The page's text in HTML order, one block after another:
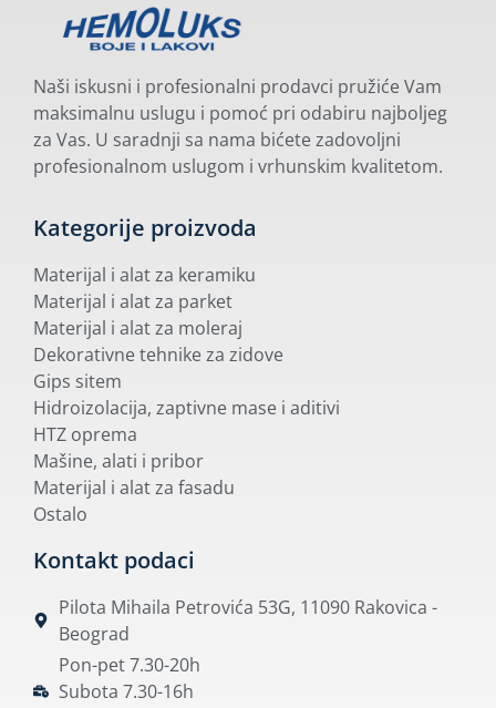
Naši iskusni i profesionalni prodavci pružiće Vam
maksimalnu uslugu i pomoć pri odabiru najboljeg
za Vas. U saradnji sa nama bićete zadovoljni
profesionalnom uslugom i vrhunskim kvalitetom.
Kategorije proizvoda
Materijal i alat za keramiku
Materijal i alat za parket
Materijal i alat za moleraj
Dekorativne tehnike za zidove
Gips sitem
Hidroizolacija, zaptivne mase i aditivi
HTZ oprema
Mašine, alati i pribor
Materijal i alat za fasadu
Ostalo
Kontakt podaci
Pilota Mihaila Petrovića 53G, 11090 Rakovica -
Beograd
Pon-pet 7.30-20h
Subota 7.30-16h